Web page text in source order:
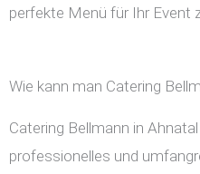
perfekte Menü für Ihr Event
Wie kann man Catering
Catering Bellmann in
professionelles und